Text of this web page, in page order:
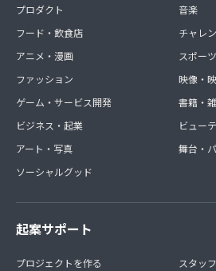
プロダクト
フード・飲食店
アニメ・漫画
ファッション
ゲーム・サービス開発
ビジネス・起業
アート・写真
ソーシャルグッド
音楽
チャレ
スポーツ
映像・
書籍・
ビュー
舞台・
起案サポート
プロジェクトを作る
スタッ